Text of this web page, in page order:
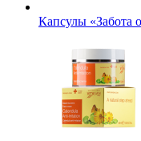
Капсулы «Забота о